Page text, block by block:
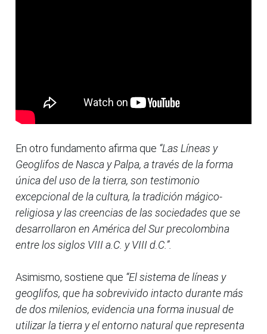
En otro fundamento afirma que “Las Líneas y
Geoglifos de Nasca y Palpa, a través de la forma
única del uso de la tierra, son testimonio
excepcional de la cultura, la tradición mágico-
religiosa y las creencias de las sociedades que se
desarrollaron en América del Sur precolombina
entre los siglos VIII a.C. y VIII d.C.”.
Asimismo, sostiene que “El sistema de líneas y
geoglifos, que ha sobrevivido intacto durante más
de dos milenios, evidencia una forma inusual de
utilizar la tierra y el entorno natural que representa